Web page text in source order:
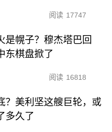
阅读 17747
是幌子？穆杰塔巴回
东棋盘掀了
阅读 16818
？美利坚这艘巨轮，或
多久了